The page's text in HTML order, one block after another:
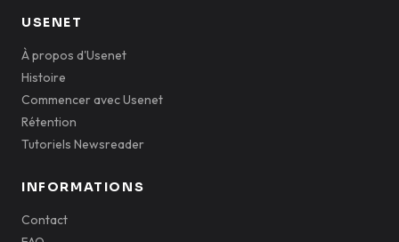
USENET
À propos d'Usenet
Histoire
Commencer avec Usenet
Rétention
Tutoriels Newsreader
INFORMATIONS
Contact